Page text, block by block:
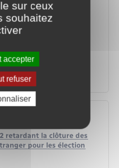
au registre des Français
retardant la clôture des
pour les élection
sur ceux
souhaitez
accepter
refuser